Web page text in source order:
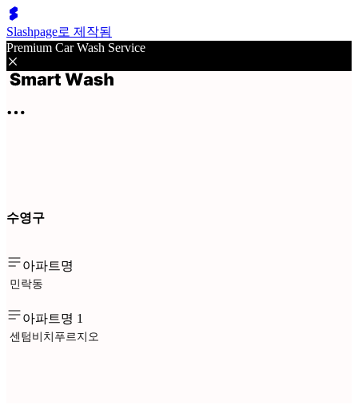
Slashpage로 제작됨
Premium Car Wash Service
수영구
아파트명
민락동
아파트명 1
센텀비치푸르지오